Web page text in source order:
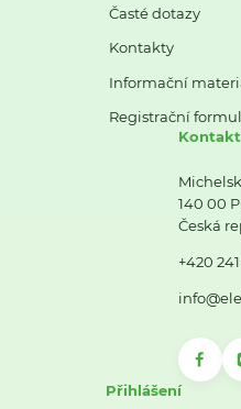
Časté dotazy
Kontakty
Informační
Registrační
140 00
Česká
+420
Přihlášení